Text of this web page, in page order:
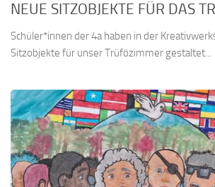
NEUE SITZOBJEKTE FÜR DAS
Schüler*innen der 4a haben in der
Sitzobjekte für unser Trüfözimmer gestaltet...